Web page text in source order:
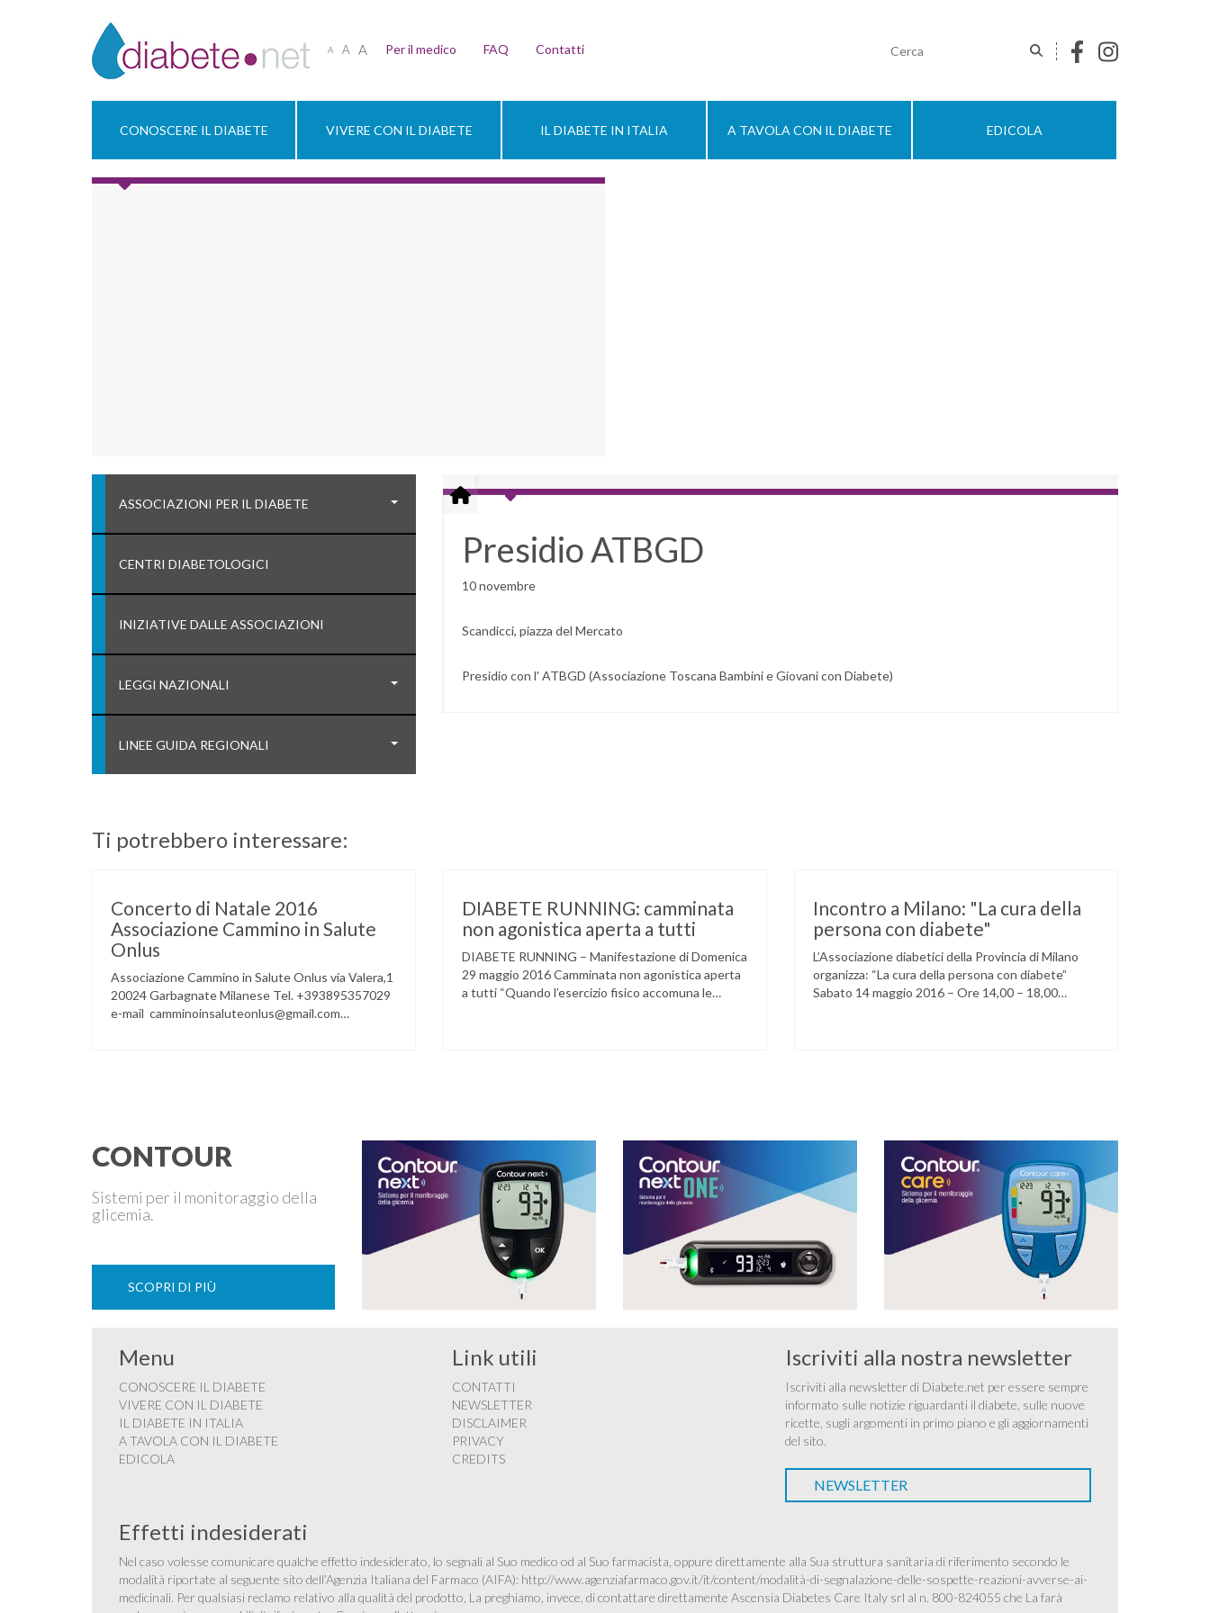
A A A Per il medico FAQ Contatti
CONOSCERE IL DIABETE VIVERE CON IL DIABETE IL DIABETE IN ITALIA A TAVOLA CON IL DIABETE EDICOLA
ASSOCIAZIONI PER IL DIABETE
CENTRI DIABETOLOGICI
INIZIATIVE DALLE ASSOCIAZIONI
LEGGI NAZIONALI
LINEE GUIDA REGIONALI
Presidio ATBGD
10 novembre
Scandicci, piazza del Mercato
Presidio con l' ATBGD (Associazione Toscana Bambini e Giovani con Diabete)
Ti potrebbero interessare:
Concerto di Natale 2016
Associazione Cammino in Salute
Onlus
Associazione Cammino in Salute Onlus via Valera,1
20024 Garbagnate Milanese Tel. +393895357029
e-mail camminoinsaluteonlus@gmail.com
DIABETE RUNNING: camminata
non agonistica aperta a tutti
DIABETE RUNNING – Manifestazione di Domenica
29 maggio 2016 Camminata non agonistica aperta
a tutti “Quando l’esercizio fisico accomuna le
Incontro a Milano: "La cura della
persona con diabete"
L’Associazione diabetici della Provincia di Milano
organizza: “La cura della persona con diabete”
Sabato 14 maggio 2016 – Ore 14,00 – 18,00
CONTOUR
Sistemi per il monitoraggio della
glicemia.
SCOPRI DI PIÙ
Menu
CONOSCERE IL DIABETE
VIVERE CON IL DIABETE
IL DIABETE IN ITALIA
A TAVOLA CON IL DIABETE
EDICOLA
Link utili
CONTATTI
NEWSLETTER
DISCLAIMER
PRIVACY
CREDITS
Iscriviti alla nostra newsletter
Iscriviti alla newsletter di Diabete.net per essere sempre
informato sulle notizie riguardanti il diabete, sulle nuove
ricette, sugli argomenti in primo piano e gli aggiornamenti
del sito.
NEWSLETTER
Effetti indesiderati
Nel caso volesse comunicare qualche effetto indesiderato, lo segnali al Suo medico od al Suo farmacista, oppure direttamente alla Sua struttura sanitaria di riferimento secondo le
modalità riportate al seguente sito dell’Agenzia Italiana del Farmaco (AIFA): http://www.agenziafarmaco.gov.it/it/content/modalità-di-segnalazione-delle-sospette-reazioni-avverse-ai-
medicinali. Per qualsiasi reclamo relativo alla qualità del prodotto, La preghiamo, invece, di contattare direttamente Ascensia Diabetes Care Italy srl al n. 800-824055 che La farà